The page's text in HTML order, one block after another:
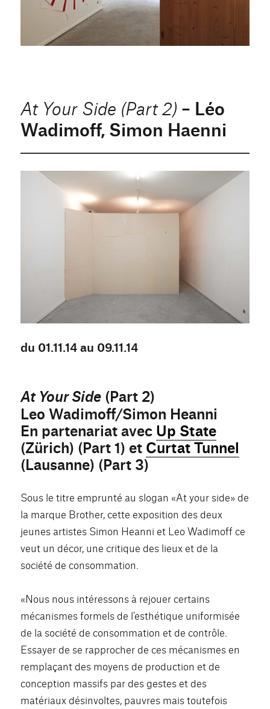
At Your Side (Part 2) – Léo
Wadimoff, Simon Haenni
du 01.11.14 au 09.11.14
At Your Side (Part 2)
Leo Wadimoff/Simon Heanni
En partenariat avec Up State
(Zürich) (Part 1) et Curtat Tunnel
(Lausanne) (Part 3)
Sous le titre emprunté au slogan «At your side» de
la marque Brother, cette exposition des deux
jeunes artistes Simon Heanni et Leo Wadimoff ce
veut un décor, une critique des lieux et de la
société de consommation.
«Nous nous intéressons à rejouer certains
mécanismes formels de l’esthétique uniformisée
de la société de consommation et de contrôle.
Essayer de se rapprocher de ces mécanismes en
remplaçant des moyens de production et de
conception massifs par des gestes et des
matériaux désinvoltes, pauvres mais toutefois